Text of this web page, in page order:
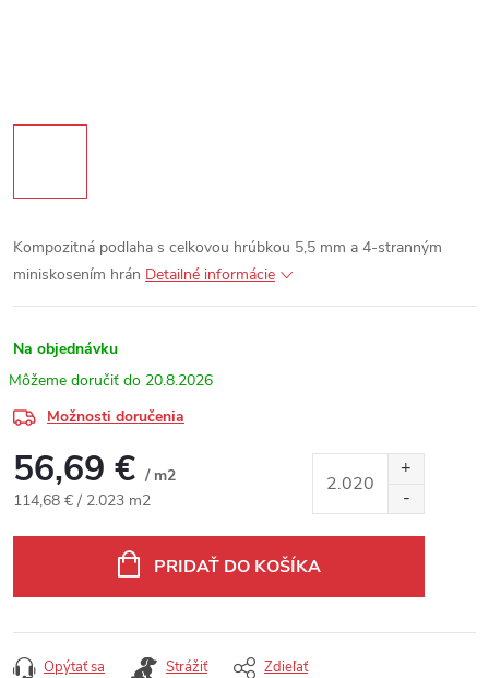
Kompozitná podlaha s celkovou hrúbkou 5,5 mm a 4-stranným
miniskosením hrán Detailné informácie
Na objednávku
20.8.2026
Možnosti doručenia
56,69 € / m2
Jednotková cena:
114,68 € / 2.023 m2
PRIDAŤ DO KOŠÍKA
Opýtať sa Strážiť Zdieľať